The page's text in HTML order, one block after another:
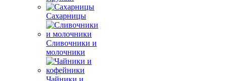
Сахарницы
Сливочники и
молочники
Чайники и